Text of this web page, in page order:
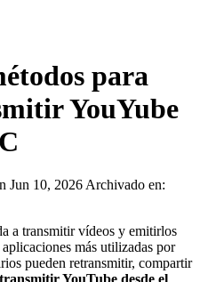
para
YouYube
Jun 10, 2026 Archivado en:
a transmitir vídeos y emitirlos
aplicaciones más utilizadas por
pueden retransmitir, compartir